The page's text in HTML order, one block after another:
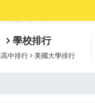
學校排行
中排行 美國大學排行